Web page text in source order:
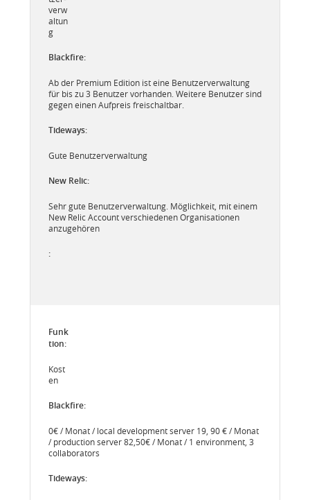
verw
altun
g
Ab der Premium Edition ist eine Benutzerverwaltung
für bis zu 3 Benutzer vorhanden. Weitere Benutzer sind
gegen einen Aufpreis freischaltbar.
Gute Benutzerverwaltung
Sehr gute Benutzerverwaltung. Möglichkeit, mit einem
New Relic Account verschiedenen Organisationen
anzugehören
Kost
en
0€ / Monat / local development server 19, 90 € / Monat
/ production server 82,50€ / Monat / 1 environment, 3
collaborators